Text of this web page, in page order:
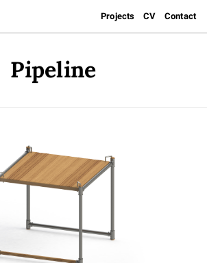
Projects CV Contact
Pipeline